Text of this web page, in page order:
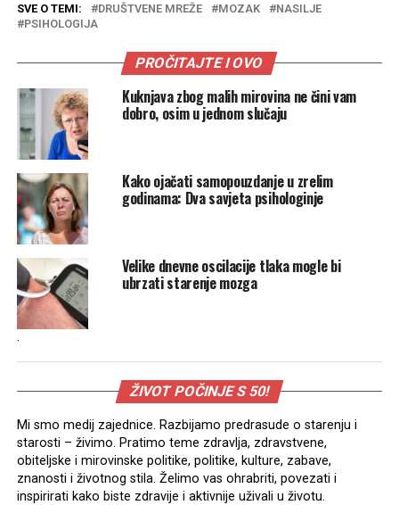
SVE O TEMI: DRUŠTVENE MREŽE MOZAK
NASILJE
PSIHOLOGIJA
PROČITAJTE I OVO
Kuknjava zbog malih mirovina ne čini vam
dobro, osim u jednom slučaju
Kako ojačati samopouzdanje u zrelim
godinama: Dva savjeta psihologinje
Velike dnevne oscilacije tlaka mogle bi
ubrzati starenje mozga
.
ŽIVOT POČINJE S 50!
Mi smo medij zajednice. Razbijamo predrasude o starenju i
starosti – živimo. Pratimo teme zdravlja, zdravstvene,
obiteljske i mirovinske politike, politike, kulture, zabave,
znanosti i životnog stila. Želimo vas ohrabriti, povezati i
inspirirati kako biste zdravije i aktivnije uživali u životu.